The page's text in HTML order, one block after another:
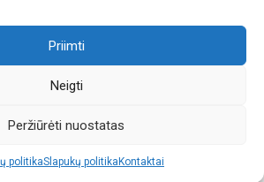
Priimti
Neigti
Peržiūrėti nuostatas
politikaSlapukų politika Kontaktai
Parko g.7, Naujoji Vilnia, KNYGYNAS
Darbo laikas: I-V 9.00-18.00